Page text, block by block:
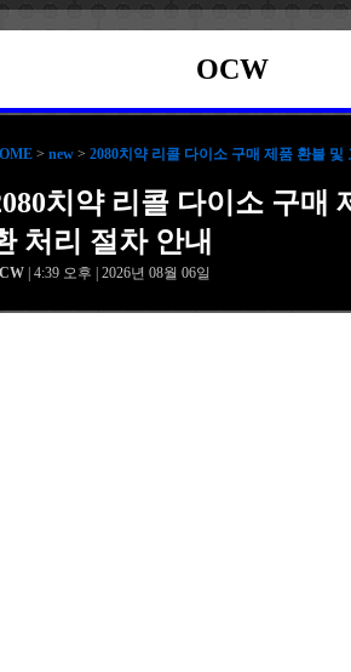
OCW
> new > 2080치약 리콜 다이소 구매 제품 환불 및
치약 리콜 다이소 구매
처리 절차 안내
| 4:39 오후 | 2026년 08월 06일